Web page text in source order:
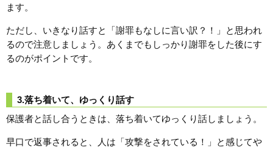
ます。
ただし、いきなり話すと「謝罪もなしに言い訳？！」と思われ
るので注意しましょう。あくまでもしっかり謝罪をした後にす
るのがポイントです。
3.落ち着いて、ゆっくり話す
保護者と話し合うときは、落ち着いてゆっくり話しましょう。
早口で返事されると、人は「攻撃をされている！」と感じてや